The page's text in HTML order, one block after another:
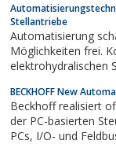
Stellantriebe
Automatisierung
Möglichkeiten frei.
elektrohydralischen
BECKHOFF New
Beckhoff realisiert
der PC-basierten
PCs, I/O- und Feldbuskomponenten, Antriebstechnik und